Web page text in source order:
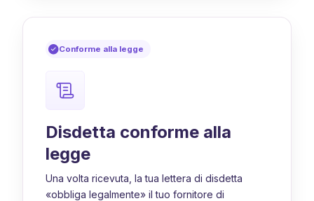
Conforme alla legge
Disdetta conforme alla
legge
Una volta ricevuta, la tua lettera di disdetta
«obbliga legalmente» il tuo fornitore di